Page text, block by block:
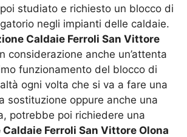
studiato e richiesto un blocco di
negli impianti delle caldaie.
Caldaie Ferroli San Vittore
considerazione anche un’attenta
funzionamento del blocco di
ogni volta che si va a fare una
sostituzione oppure anche una
potrebbe poi richiedere una
Ferroli San Vittore Olona